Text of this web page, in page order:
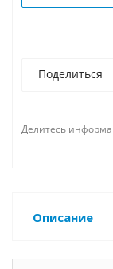
Поделиться
Делитесь
Описание